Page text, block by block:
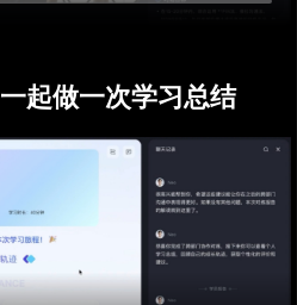
起做一次学习总结